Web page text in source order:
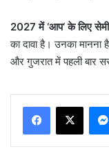
2027में‘आप‘के लिए
का दावा है। उनका मानना
और गुजरात में पहली बार